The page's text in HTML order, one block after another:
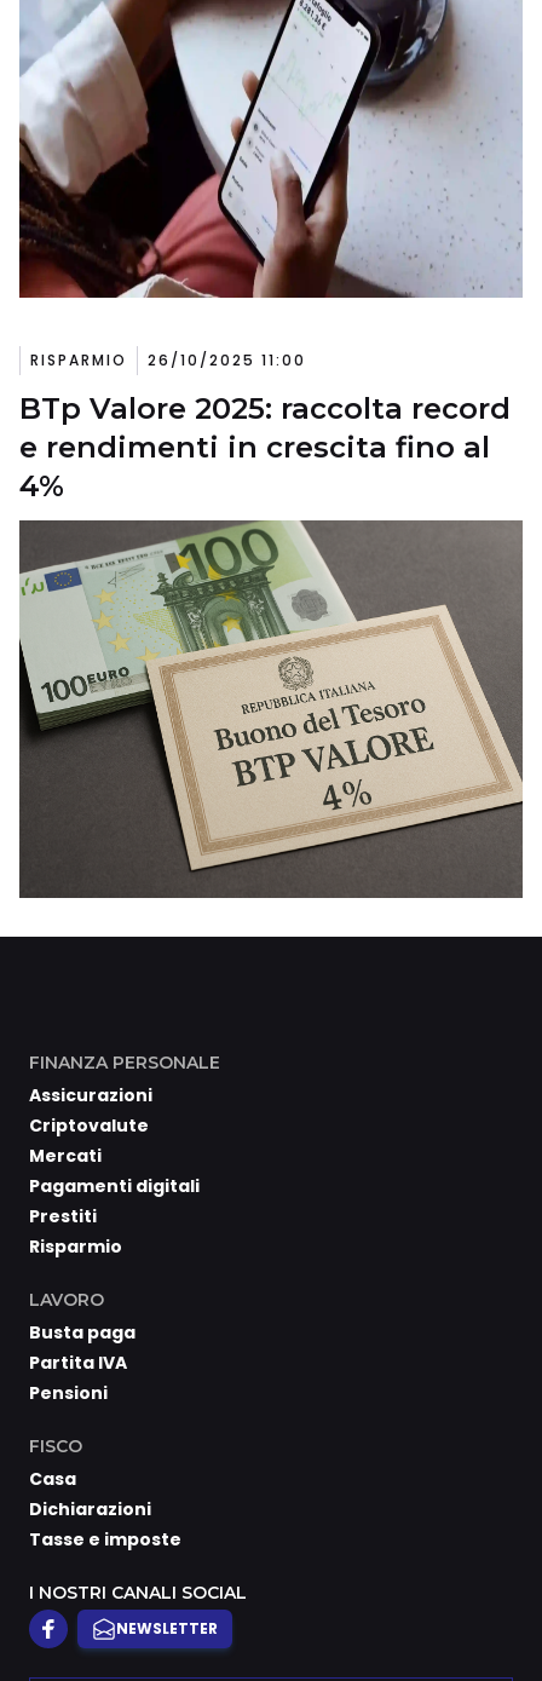
RISPARMIO 26/10/2025 11:00
BTp Valore 2025: raccolta record
e rendimenti in crescita fino al
4%
FINANZA PERSONALE
Assicurazioni
Criptovalute
Mercati
Pagamenti digitali
Prestiti
Risparmio
LAVORO
Busta paga
Partita IVA
Pensioni
FISCO
Casa
Dichiarazioni
Tasse e imposte
I NOSTRI CANALI SOCIAL
NEWSLETTER